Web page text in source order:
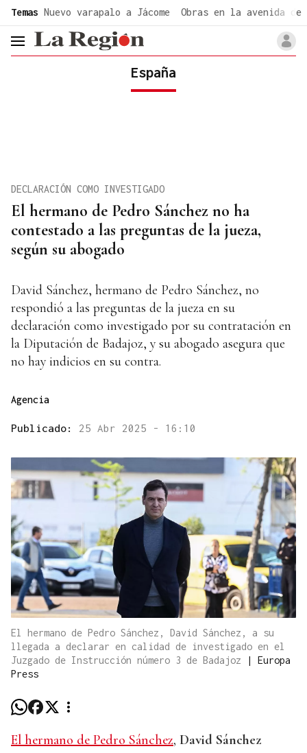
Temas Nuevo varapalo a Jácome Obras en la avenida de
header.menu.open
España
El hermano de Pedro Sánchez no ha
contestado a las preguntas de la jueza,
según su abogado
DECLARACIÓN COMO INVESTIGADO
David Sánchez, hermano de Pedro Sánchez, no
respondió a las preguntas de la jueza en su
declaración como investigado por su contratación en
la Diputación de Badajoz, y su abogado asegura que
no hay indicios en su contra.
Agencia
Publicado: 25 Abr 2025 - 16:10
El hermano de Pedro Sánchez, David Sánchez, a su
llegada a declarar en calidad de investigado en el
Juzgado de Instrucción número 3 de Badajoz
| Europa
Press
El hermano de Pedro Sánchez, David Sánchez